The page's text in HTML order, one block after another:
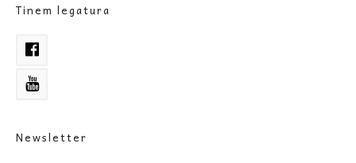
Tinem legatura
Newsletter